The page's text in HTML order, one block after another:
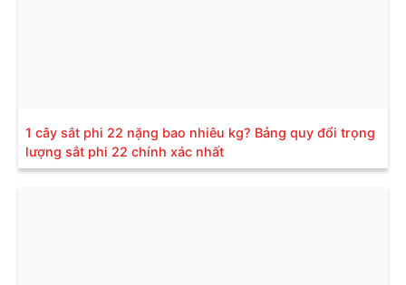
1 cây sắt phi 22 nặng bao nhiêu kg? Bảng quy đổi trọng
lượng sắt phi 22 chính xác nhất